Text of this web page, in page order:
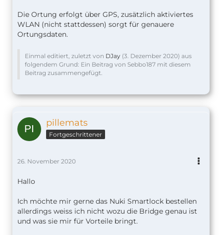
Die Ortung erfolgt über GPS, zusätzlich aktiviertes
WLAN (nicht stattdessen) sorgt für genauere
Ortungsdaten.
Einmal editiert, zuletzt von DJay (3. Dezember 2020) aus
folgendem Grund: Ein Beitrag von Sebbo187 mit diesem
Beitrag zusammengefügt.
pillemats
Fortgeschrittener
26. November 2020
Hallo
Ich möchte mir gerne das Nuki Smartlock bestellen
allerdings weiss ich nicht wozu die Bridge genau ist
und was sie mir für Vorteile bringt.